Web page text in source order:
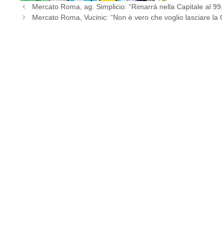
Mercato Roma, ag. Simplicio: “Rimarrà nella Capitale al
Mercato Roma, Vucinic: “Non è vero che voglio lasciare